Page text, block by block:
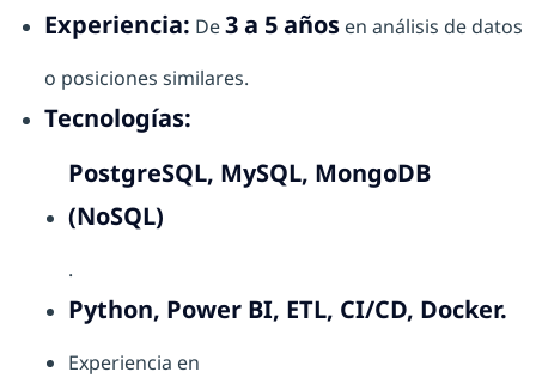
Experiencia: De3 a 5 añosen análisis de datos
o posiciones similares.
Tecnologías:
PostgreSQL, MySQL, MongoDB
(NoSQL)
.
Python, Power BI, ETL, CI/CD, Docker.
Experiencia en